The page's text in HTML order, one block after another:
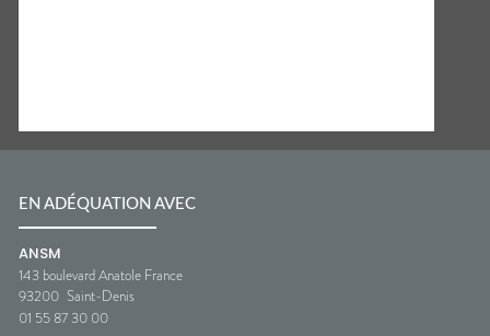
EN ADÉQUATION AVEC
ANSM
143 boulevard Anatole France
93200 Saint-Denis
01 55 87 30 00